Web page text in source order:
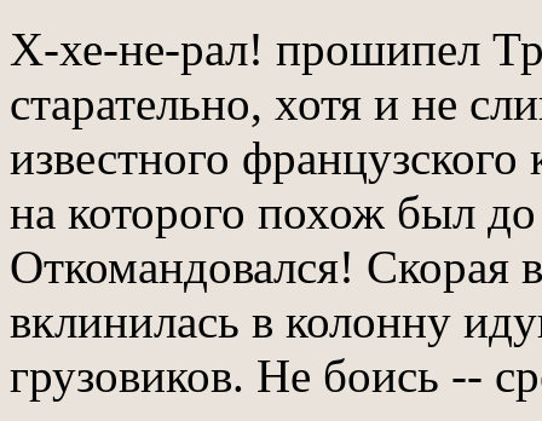
Х-хе-не-рал! прошипел
старательно, хотя и не
известного
на которого похож был
Откомандовался! Скорая
вклинилась в колонну
грузовиков. Не боись --